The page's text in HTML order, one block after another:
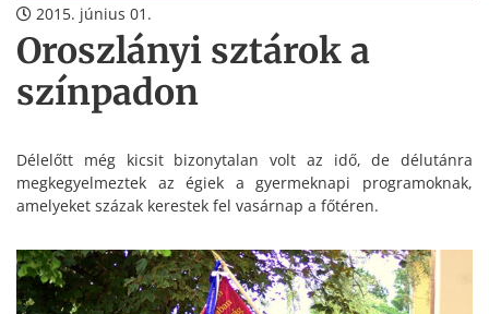
2015. június 01.
Oroszlányi sztárok a
színpadon
Délelőtt még kicsit bizonytalan volt az idő, de délutánra
megkegyelmeztek az égiek a gyermeknapi programoknak,
amelyeket százak kerestek fel vasárnap a főtéren.